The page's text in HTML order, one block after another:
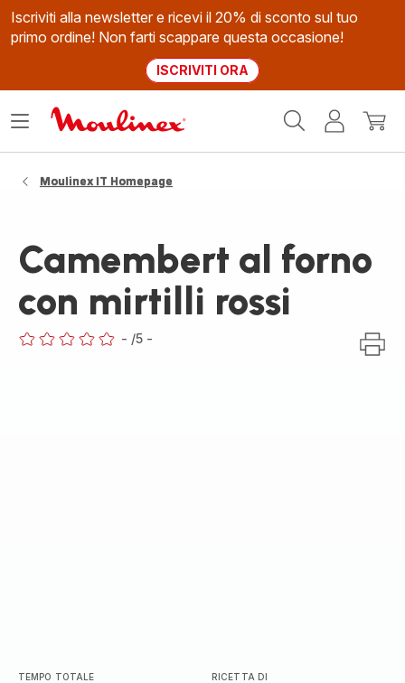
Iscriviti alla newsletter e ricevi il 20% di sconto sul tuo
primo ordine! Non farti scappare questa occasione!
ISCRIVITI ORA
Il
Apri
Moulinex IT Homepage
Camembert al forno
con mirtilli rossi
- /5 -
TEMPO TOTALE RICETTA DI